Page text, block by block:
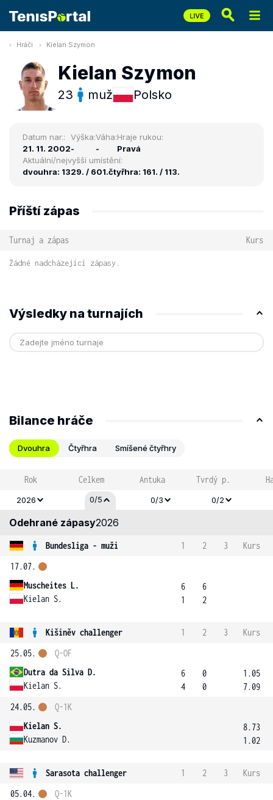
Hráči Kielan Szymon
Kielan Szymon
23 muž Polsko
Datum nar.:
21. 11. 2002
Výška:
-
Váha:
-
Hraje rukou:
Pravá
Aktuální/nejvyšší umístění:
dvouhra: 1329. / 601.čtyřhra: 161. / 113.
Příští zápas
Turnaj a zápas Kurs
Žádné nadcházející zápasy.
Výsledky na turnajích
Bilance hráče
Dvouhra Čtyřhra Smíšené čtyřhry
Rok Celkem Antuka Tvrdý p.
2026 0/5 0/3 0/2
Odehrané zápasy2026
Bundesliga - muži 1 2 3
Kurs
17.07.
Muscheites L.
Kielan S.
6
1
6
2
Kišiněv challenger 1 2 3
Kurs
25.05.
Dutra da Silva D.
Kielan S.
Q-OF
6
4
0
0
1.05
7.09
24.05.
Kielan S.
Kuzmanov D.
Q-1K
8.73
1.02
Sarasota challenger 1 2 3
Kurs
05.04.
Q-1K